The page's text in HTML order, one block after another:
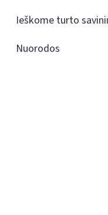
Ieškome turto
Nuorodos